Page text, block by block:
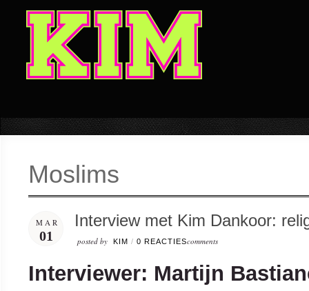
Moslims
MAR
01
Interview met Kim Dankoor:
posted by KIM / 0 REACTIEScomments
Interviewer: Martijn